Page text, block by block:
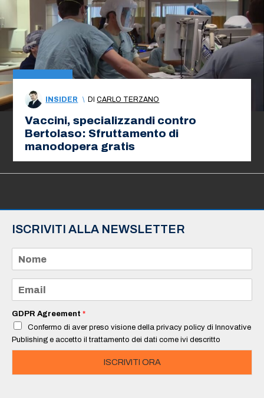
INSIDER \ DICARLO TERZANO
Vaccini, specializzandi contro
Bertolaso: Sfruttamento di
manodopera gratis
ISCRIVITI ALLA NEWSLETTER
m
e
a
i
*
GDPR Agreement *
Confermo di aver preso visione della privacy policy di Innovative
Publishing e accetto il trattamento dei dati come ivi descritto
ISCRIVITI ORA